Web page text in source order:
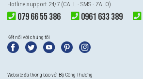
Hotline support 24/7 (CALL - SMS - ZALO)
079 66 55 386 0961 633 389
Kết nối với chúng tôi
Website đã thông báo với Bộ Công Thương